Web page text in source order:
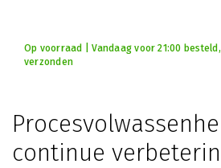
Op voorraad | Vandaag voor 21:00
verzonden
continue